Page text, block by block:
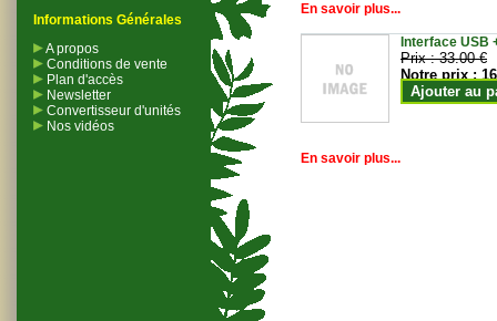
Informations Générales
A propos
Conditions de vente
Plan d'accès
Newsletter
Convertisseur d'unités
Nos vidéos
En savoir plus...
Interface USB
Prix :33.00 €
Notre prix :
Ajouter au
En savoir plus...